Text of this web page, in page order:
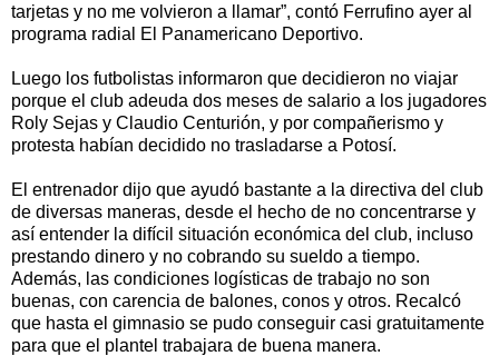
tarjetas y no me volvieron a llamar”, contó Ferrufino ayer al
programa radial El Panamericano Deportivo.
Luego los futbolistas informaron que decidieron no viajar
porque el club adeuda dos meses de salario a los jugadores
Roly Sejas y Claudio Centurión, y por compañerismo y
protesta habían decidido no trasladarse a Potosí.
El entrenador dijo que ayudó bastante a la directiva del club
de diversas maneras, desde el hecho de no concentrarse y
así entender la difícil situación económica del club, incluso
prestando dinero y no cobrando su sueldo a tiempo.
Además, las condiciones logísticas de trabajo no son
buenas, con carencia de balones, conos y otros. Recalcó
que hasta el gimnasio se pudo conseguir casi gratuitamente
para que el plantel trabajara de buena manera.